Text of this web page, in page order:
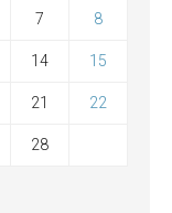
7 8
14 15
21 22
28